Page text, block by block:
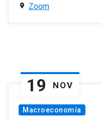
Zoom
19 NOV
Macroeconomía